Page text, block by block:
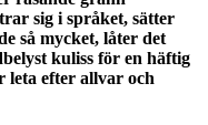
sig i språket, sätter
så mycket, låter det
kuliss för en häftig
leta efter allvar och